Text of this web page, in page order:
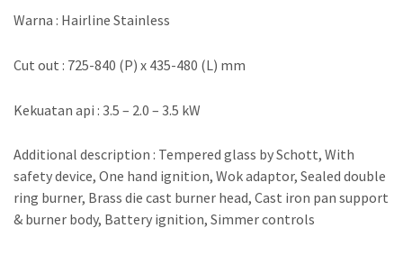
Warna : Hairline Stainless
Cut out : 725-840 (P) x 435-480 (L) mm
Kekuatan api : 3.5 – 2.0 – 3.5 kW
Additional description : Tempered glass by Schott, With
safety device, One hand ignition, Wok adaptor, Sealed double
ring burner, Brass die cast burner head, Cast iron pan support
& burner body, Battery ignition, Simmer controls